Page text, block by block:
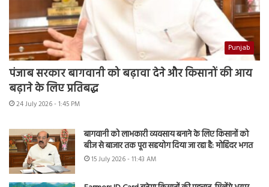
Punjab
पंजाब सरकार बागवानी को बढ़ावा देने और किसानों की आय
बढ़ाने के लिए प्रतिबद्ध
24 July 2026 - 1:45 PM
बागवानी को लाभकारी व्यवसाय बनाने के लिए किसानों को
बीज से बाजार तक पूरा सहयोग दिया जा रहा है: मोहिंदर भगत
15 July 2026 - 11:43 AM